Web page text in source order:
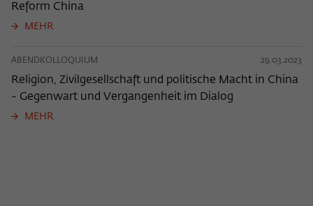
Reform China
MEHR
ABENDKOLLOQUIUM 29.03.2023
Religion, Zivilgesellschaft und politische Macht in China
- Gegenwart und Vergangenheit im Dialog
MEHR